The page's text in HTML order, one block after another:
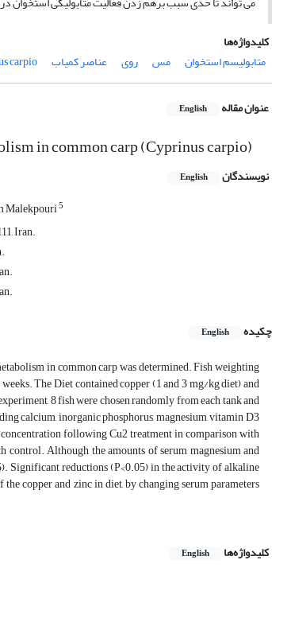
کلیدواژه‌ها
متابولیسم استخوان
مس روی عناصر کمیاب carpio
عنوان مقاله English
in common carp (Cyprinus carpio)
نویسندگان English
Malekpouri5
Iran.
چکیده
English
in common carp was determined. Fish weighting
The Diet contained copper (1 and 3 mg/kg diet) and
8 fish were chosen randomly from each tank and
calcium, inorganic phosphorus, magnesium, vitamin D3
following Cu2 treatment in comparison with
control. Although the amounts of serum magnesium and
Significant reductions (P<0.05) in the activity of alkaline
copper and zinc in diet, by changing serum parameters
کلیدواژه‌ها English